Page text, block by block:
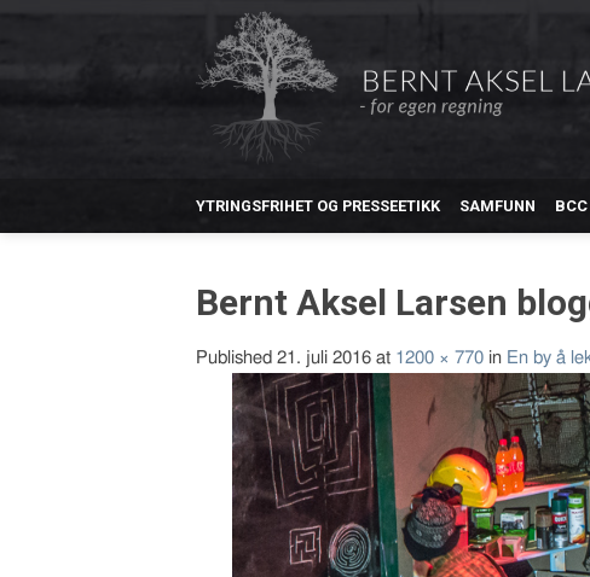
YTRINGSFRIHET OG PRESSEETIKK SAMFUNN BCC
Bernt Aksel Larsen
Published 21. juli 2016 at 1200 × 770 in En by å